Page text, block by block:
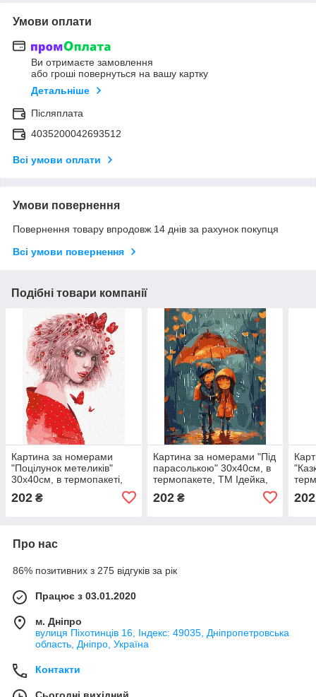
Умови оплати
Ви отримаєте замовлення
або гроші повернуться на вашу картку
Детальніше
Післяплата
4035200042693512
Всі умови оплати
Умови повернення
Повернення товару впродовж 14 днів за рахунок покупця
Всі умови повернення
Подібні товари компанії
Картина за номерами
"Поцілунок метеликів"
30х40см, в термопакеті,
202 ₴
Картина за номерами "Під
парасолькою" 30х40см, в
термопакете, ТМ Ідейка,
202₴ 202
Про нас
86% позитивних з 275 відгуків за рік
Працює з 03.01.2020
м. Дніпро
вулиця Піхотинців 16, Індекс: 49035, Дніпропетровська
область, Дніпро, Україна
Контакти